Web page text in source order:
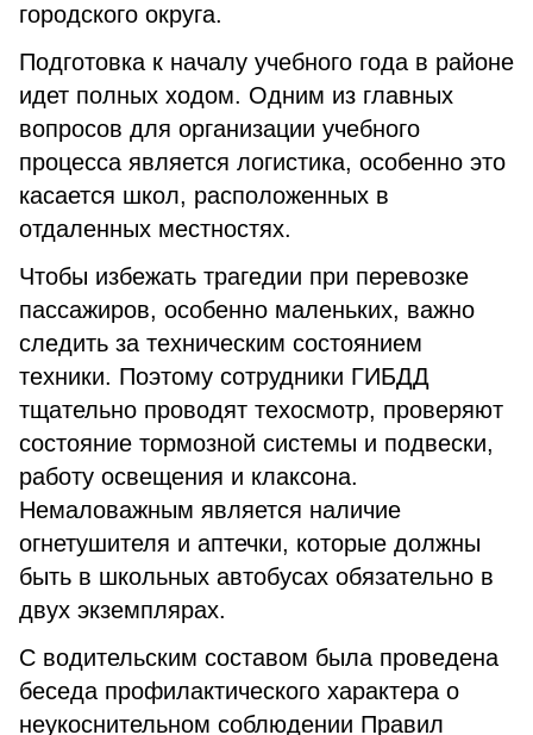
городского округа.
Подготовка к началу учебного года в районе
идет полных ходом. Одним из главных
вопросов для организации учебного
процесса является логистика, особенно это
касается школ, расположенных в
отдаленных местностях.
Чтобы избежать трагедии при перевозке
пассажиров, особенно маленьких, важно
следить за техническим состоянием
техники. Поэтому сотрудники ГИБДД
тщательно проводят техосмотр, проверяют
состояние тормозной системы и подвески,
работу освещения и клаксона.
Немаловажным является наличие
огнетушителя и аптечки, которые должны
быть в школьных автобусах обязательно в
двух экземплярах.
С водительским составом была проведена
беседа профилактического характера о
неукоснительном соблюдении Правил